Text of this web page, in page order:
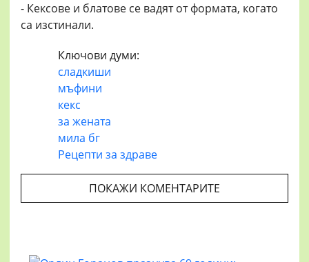
- Кексове и блатове се вадят от формата, когато
са изстинали.
Ключови думи:
сладкиши
мъфини
кекс
за жената
мила бг
Рецепти за здраве
ПОКАЖИ КОМЕНТАРИТЕ